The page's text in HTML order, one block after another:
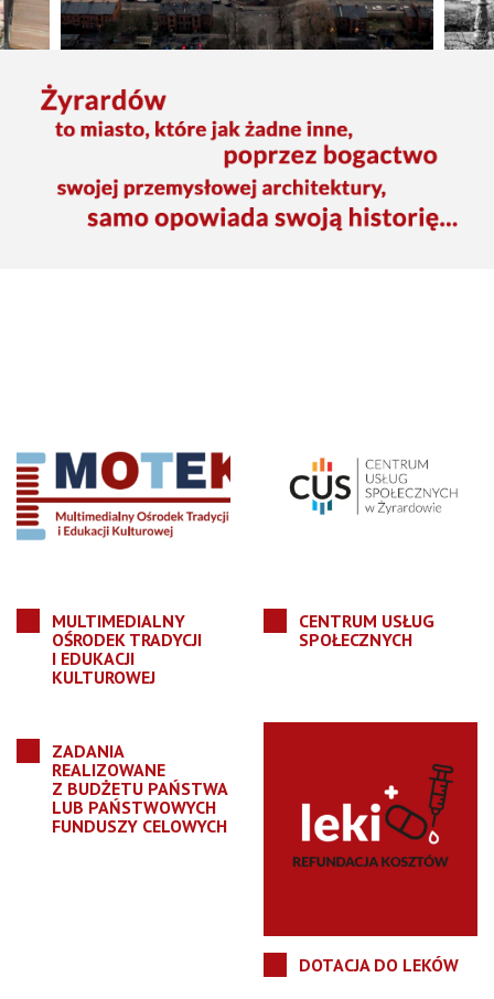
MULTIMEDIALNY
OŚRODEK TRADYCJI
I EDUKACJI
KULTUROWEJ
CENTRUM USŁUG
SPOŁECZNYCH
ZADANIA
REALIZOWANE
Z BUDŻETU PAŃSTWA
LUB PAŃSTWOWYCH
FUNDUSZY CELOWYCH
DOTACJA DO LEKÓW